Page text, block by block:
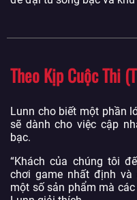
Theo Kịp Cuộc Thi
Lunn cho biết một phần
sẽ dành cho việc cập
bạc.
“Khách của chúng tôi
chơi game nhất định và
một số sản phẩm mà